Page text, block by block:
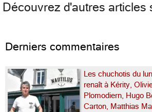
Découvrez d'autres articles
Derniers commentaires
Les chuchotis du
renaît à Kérity,
Plomodiern, Hugo
Carton, Matthias